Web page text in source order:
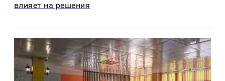
влияет на решения